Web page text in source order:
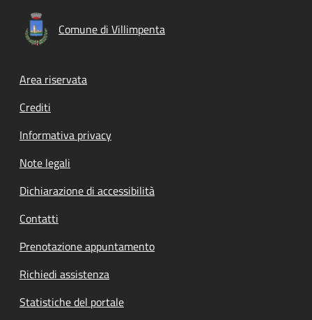
Comune di Villimpenta
Footer menu
Area riservata
Crediti
Informativa privacy
Note legali
Dichiarazione di accessibilità
Contatti
Prenotazione appuntamento
Richiedi assistenza
Statistiche del portale